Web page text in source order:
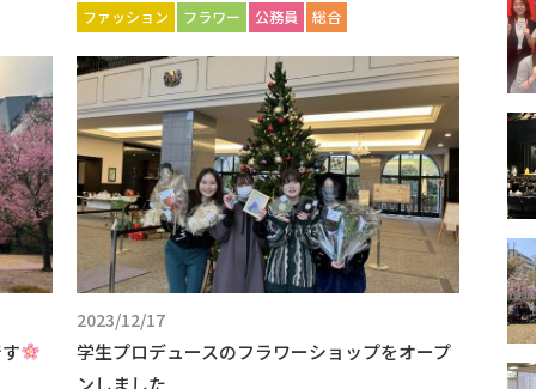
ファッション フラワー 公務員 総合
2023/12/17
学生プロデュースのフラワーショップをオープ
ンしました